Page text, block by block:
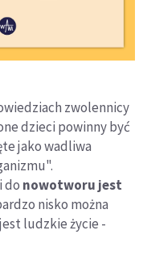
zwolennicy
dzieci powinny być
jako wadliwa
do nowotworu jest
nisko można
ludzkie życie -